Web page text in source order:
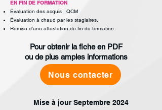
EN FIN DE FORMATION
Évaluation des acquis : QCM
Évaluation à chaud par les stagiaires,
Remise d’une attestation de fin de formation.
Pour obtenir la fiche en PDF
ou de plus amples informations
Nous contacter
Mise à jour Septembre 2024